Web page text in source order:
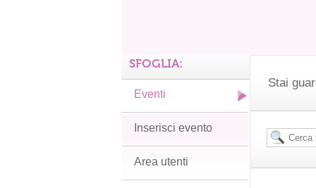
Stai
SFOGLIA:
Eventi
Inserisci evento
Area utenti